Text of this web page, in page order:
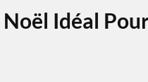
Idéal